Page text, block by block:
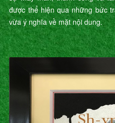
được thể hiện qua những bức
vừa ý nghĩa về mặt nội dung.